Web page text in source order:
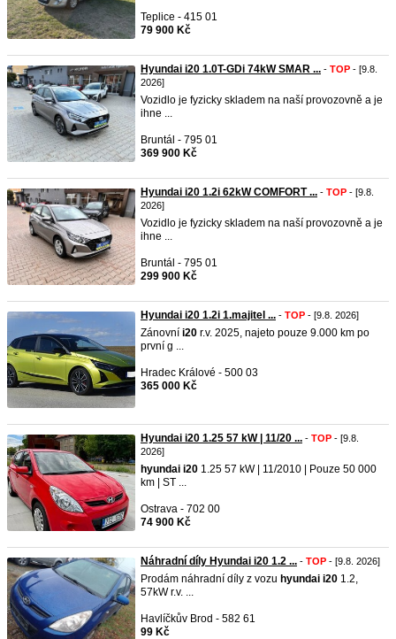
Teplice - 415 01
79 900 Kč
Hyundai i20 1.0T-GDi 74kW SMAR ... - TOP - [9.8.
2026]
Vozidlo je fyzicky skladem na naší provozovně a je
ihne ...
Bruntál - 795 01
369 900 Kč
Hyundai i20 1.2i 62kW COMFORT ... - TOP - [9.8.
2026]
Vozidlo je fyzicky skladem na naší provozovně a je
ihne ...
Bruntál - 795 01
299 900 Kč
Hyundai i20 1.2i 1.majitel ... - TOP - [9.8. 2026]
Zánovní i20 r.v. 2025, najeto pouze 9.000 km po
první g ...
Hradec Králové - 500 03
365 000 Kč
Hyundai i20 1.25 57 kW | 11/20 ... - TOP - [9.8.
2026]
hyundai i20 1.25 57 kW | 11/2010 | Pouze 50 000
km | ST ...
Ostrava - 702 00
74 900 Kč
Náhradní díly Hyundai i20 1.2 ... - TOP - [9.8. 2026]
Prodám náhradní díly z vozu hyundai i20 1.2,
57kW r.v. ...
Havlíčkův Brod - 582 61
99 Kč